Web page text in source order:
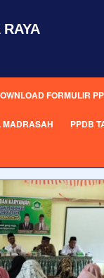
FORMULIR
MADRASAH PPDB